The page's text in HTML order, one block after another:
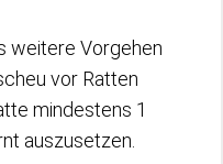
weitere Vorgehen
vor Ratten
mindestens 1
auszusetzen.